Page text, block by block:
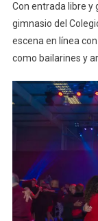
Con entrada libre y
gimnasio del
escena en línea
como bailarines y